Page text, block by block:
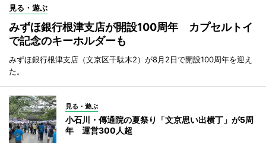
見る・遊ぶ
みずほ銀行根津支店が開設100周年 カプセルトイ
で記念のキーホルダーも
みずほ銀行根津支店（文京区千駄木2）が8月2日で開設100周年を迎え
た。
見る・遊ぶ
小石川・傳通院の夏祭り「文京思い出横丁」が5周
年 運営300人超